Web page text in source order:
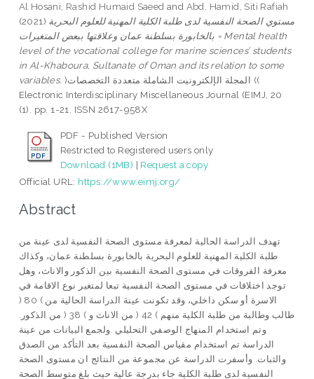
Al Hosani, Rashid Humaid Saeed and Abd. Hamid, Siti Rafiah
(2021) مستوي الصحة النفسية لدى طلبة الكلية المهنية للعلوم البحرية
بالخابورة بسلطنة عمان وعلاقتها ببعض المتغيرات = Mental health
level of the vocational college for marine sciences’ students
in Al-Khaboura, Sultanate of Oman and its relation to some
variables. )المجلة الإلكترونيت الشاملة متعددة التخصصات ((
Electronic Interdisciplinary Miscellaneous Journal (EIMJ, 20
(1). pp. 1-21. ISSN 2617-958X
PDF - Published Version
Restricted to Registered users only
Download (1MB) | Request a copy
Official URL: https://www.eimj.org/
Abstract
تهدف الدراسة الحالية لمعرفة مستوى الصحة النفسية لدى عينة من
طلبة الكلية المهنية للعلوم البحرية بالخابورة بسلطنة عمان، وكذاك
معرفة الفروقات في مستوى الصحة النفسية بين الذكور والاناث، وهل
توجد اختلافات في مستوى الصحة النفسية تبعا لمتغير نوع الاقامة في
الاسرة أو سكن داخلي، وقد تكونت عينة الدراسة الحالية من ) 80 (
طالب وطالبة من طلبة الكلية منهم ) 42 ( من الاناث و ) 38 ( من الذكور.
وتم استخدام المنهاج الوصفي التحليلي .ولجمع البيانات من عينة
الدراسة تم استخدام مقياس الصحة النفسية بعد التأكد من الصدق
والثبات. وأسفرت الدراسة عن مجموعة من النتائج ان مستوى الصحة
النفسية لدى طلبة الكلية جاء بدرجة عالية حيث بلغ متوسط الصحة